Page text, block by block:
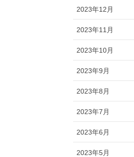
2023年12月
2023年11月
2023年10月
2023年9月
2023年8月
2023年7月
2023年6月
2023年5月